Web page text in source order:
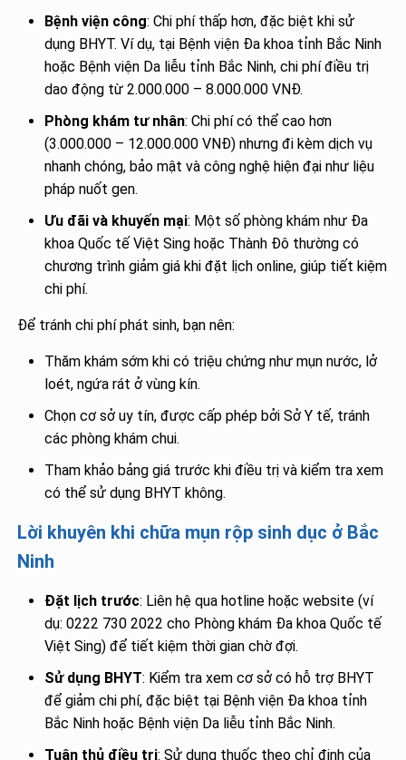
Bệnh viện công: Chi phí thấp hơn, đặc biệt khi sử
dụng BHYT. Ví dụ, tại Bệnh viện Đa khoa tỉnh Bắc Ninh
hoặc Bệnh viện Da liễu tỉnh Bắc Ninh, chi phí điều trị
dao động từ 2.000.000 – 8.000.000 VNĐ.
Phòng khám tư nhân: Chi phí có thể cao hơn
(3.000.000 – 12.000.000 VNĐ) nhưng đi kèm dịch vụ
nhanh chóng, bảo mật và công nghệ hiện đại như liệu
pháp nuốt gen.
Ưu đãi và khuyến mại: Một số phòng khám như Đa
khoa Quốc tế Việt Sing hoặc Thành Đô thường có
chương trình giảm giá khi đặt lịch online, giúp tiết kiệm
chi phí.
Để tránh chi phí phát sinh, bạn nên:
Thăm khám sớm khi có triệu chứng như mụn nước, lở
loét, ngứa rát ở vùng kín.
Chọn cơ sở uy tín, được cấp phép bởi Sở Y tế, tránh
các phòng khám chui.
Tham khảo bảng giá trước khi điều trị và kiểm tra xem
có thể sử dụng BHYT không.
Lời khuyên khi chữa mụn rộp sinh dục ở Bắc
Ninh
Đặt lịch trước: Liên hệ qua hotline hoặc website (ví
dụ: 0222 730 2022 cho Phòng khám Đa khoa Quốc tế
Việt Sing) để tiết kiệm thời gian chờ đợi.
Sử dụng BHYT: Kiểm tra xem cơ sở có hỗ trợ BHYT
để giảm chi phí, đặc biệt tại Bệnh viện Đa khoa tỉnh
Bắc Ninh hoặc Bệnh viện Da liễu tỉnh Bắc Ninh.
Tuân thủ điều trị: Sử dụng thuốc theo chỉ định của